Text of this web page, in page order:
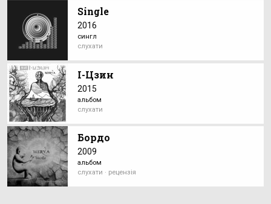
Single
2016
сингл
слухати
І-Цзин
2015
альбом
слухати
Бордо
2009
альбом
слухати · рецензія